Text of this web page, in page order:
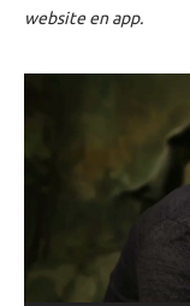
website en app.